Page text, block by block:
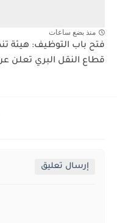
منذ بضع ساعات
فتح باب التوظيف: هيئة
قطاع النقل البري تعلن
إرسال تعليق